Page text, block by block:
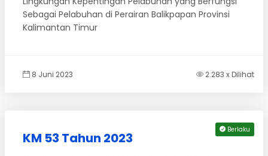
Sebagai Pelabuhan di Perairan Balikpapan Provinsi
Kalimantan Timur
8 Juni 2023 2.283 x Dilihat
Berlaku
KM 53 Tahun 2023